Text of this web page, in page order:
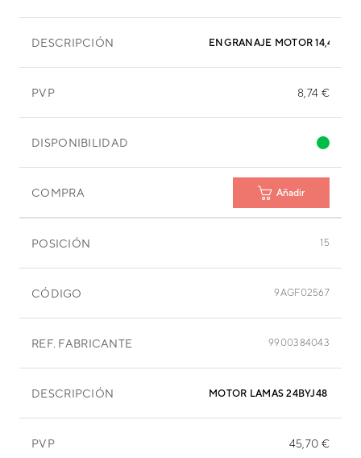
DESCRIPCIÓN ENGRANAJE MOTOR 14,4 MM
PVP 8,74 €
DISPONIBILIDAD
COMPRA Añadir
POSICIÓN 15
CÓDIGO 9AGF02567
REF. FABRICANTE 9900384043
DESCRIPCIÓN MOTOR LAMAS 24BYJ48
PVP 45,70 €